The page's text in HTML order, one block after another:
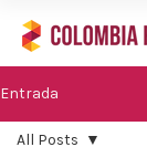
Entrada
All Posts